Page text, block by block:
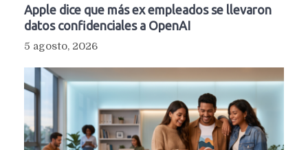
Apple dice que más ex empleados se llevaron
datos confidenciales a OpenAI
5 agosto, 2026